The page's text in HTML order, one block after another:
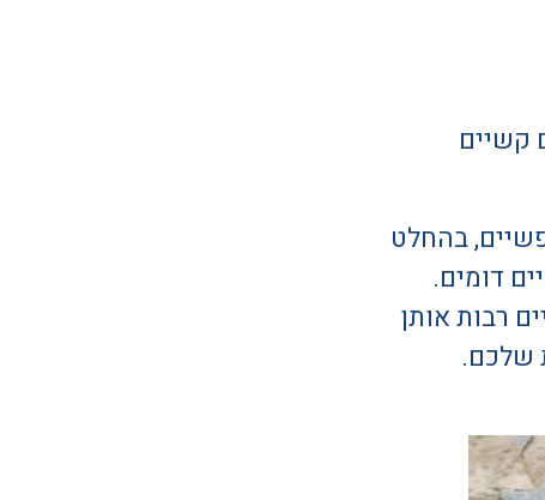
קשיים
בהחלט
דומים.
רבות אותן
שלכם.